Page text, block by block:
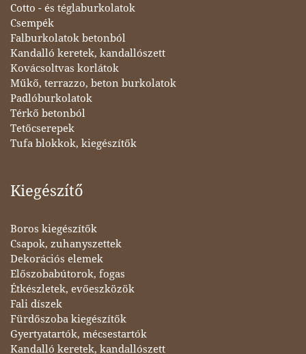
Cotto - és téglaburkolatok
Csempék
Falburkolatok betonból
Kandalló keretek, kandallószett
Kovácsoltvas korlátok
Műkő, terrazzo, beton burkolatok
Padlóburkolatok
Térkő betonból
Tetőcserepek
Tufa blokkok, kiegészítők
Kiegészítő
Boros kiegészítők
Csapok, zuhanyszettek
Dekorációs elemek
Előszobabútorok, fogas
Étkészletek, evőeszközök
Fali díszek
Fürdőszoba kiegészítők
Gyertyatartók, mécsestartók
Kandalló keretek, kandallószett